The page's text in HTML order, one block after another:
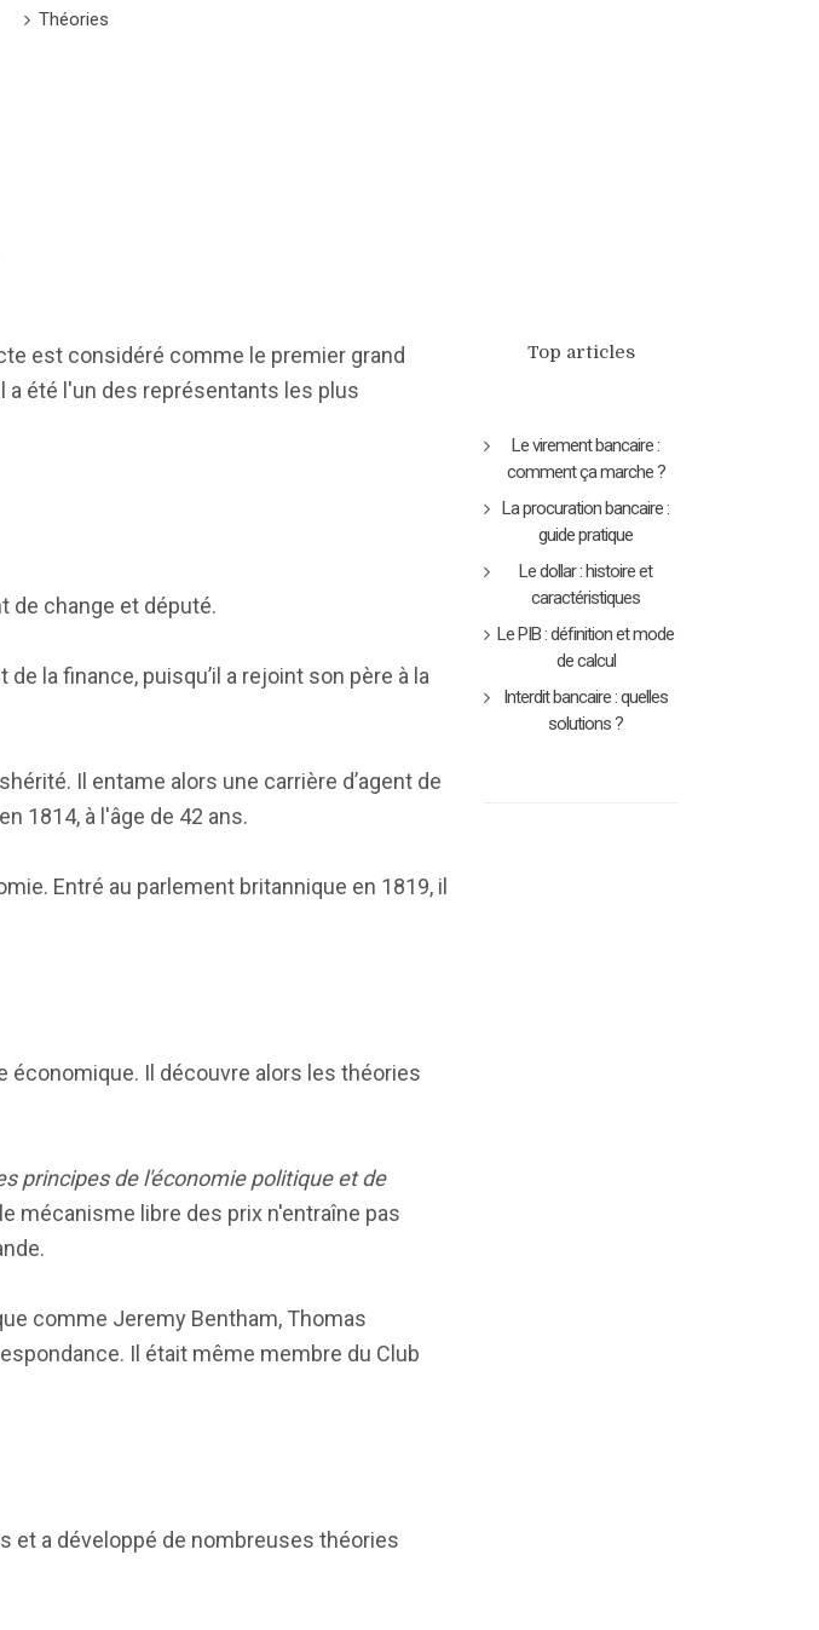
Théories
est considéré comme le premier grand
a été l'un des représentants les plus
de change et député.
la finance, puisqu’il a rejoint son père à la
Il entame alors une carrière d’agent de
1814, à l'âge de 42 ans.
Entré au parlement britannique en 1819, il
économique. Il découvre alors les théories
principes de l'économie politique et de
mécanisme libre des prix n'entraîne pas
comme Jeremy Bentham, Thomas
Il était même membre du Club
et a développé de nombreuses théories
Top articles
Le virement bancaire :
comment ça marche ?
La procuration bancaire :
guide pratique
Le dollar : histoire et
caractéristiques
Le PIB : définition et mode
de calcul
Interdit bancaire : quelles
solutions ?